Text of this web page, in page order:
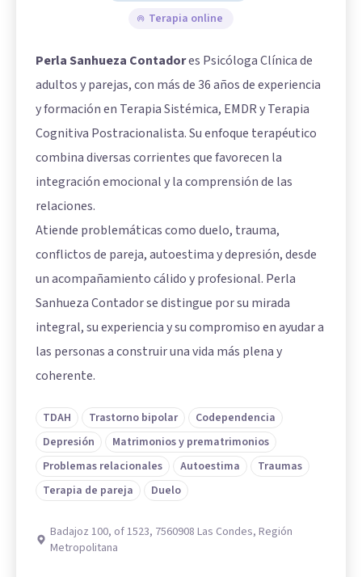
Terapia online
Perla Sanhueza Contadores Psicóloga Clínica de
adultos y parejas, con más de 36 años de experiencia
y formación en Terapia Sistémica, EMDR y Terapia
Cognitiva Postracionalista. Su enfoque terapéutico
combina diversas corrientes que favorecen la
integración emocional y la comprensión de las
relaciones.
Atiende problemáticas como duelo, trauma,
conflictos de pareja, autoestima y depresión, desde
un acompañamiento cálido y profesional. Perla
Sanhueza Contador se distingue por su mirada
integral, su experiencia y su compromiso en ayudar a
las personas a construir una vida más plena y
coherente.
TDAH Trastorno bipolar
Codependencia
Depresión
Matrimonios y prematrimonios
Problemas relacionales
Autoestima
Traumas
Terapia de pareja
Duelo
Badajoz 100, of 1523, 7560908 Las Condes, Región
Metropolitana